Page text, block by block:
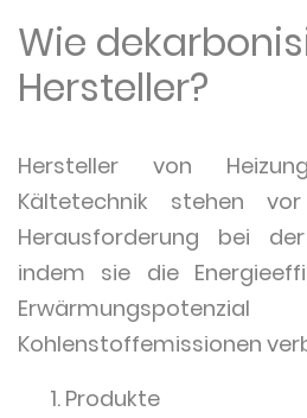
Wie
Hersteller?
Hersteller von
Kältetechnik stehen
Herausforderung bei
indem sie die
Kohlenstoffemissionen
Produkte